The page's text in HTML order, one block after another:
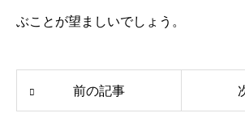
ぶことが望ましいでしょう。
前の記事